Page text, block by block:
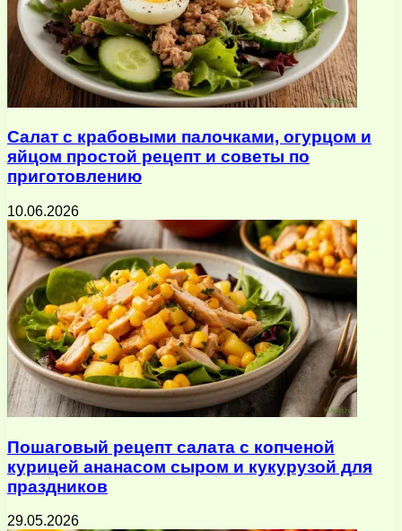
Салат с крабовыми палочками, огурцом и
яйцом простой рецепт и советы по
приготовлению
10.06.2026
Пошаговый рецепт салата с копченой
курицей ананасом сыром и кукурузой для
праздников
29.05.2026